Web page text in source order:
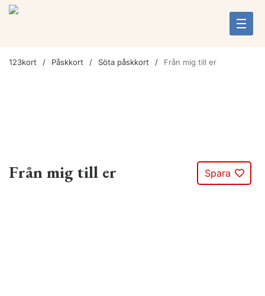
123kort Påskkort Söta påskkort Från mig till er
Från mig till er Spara